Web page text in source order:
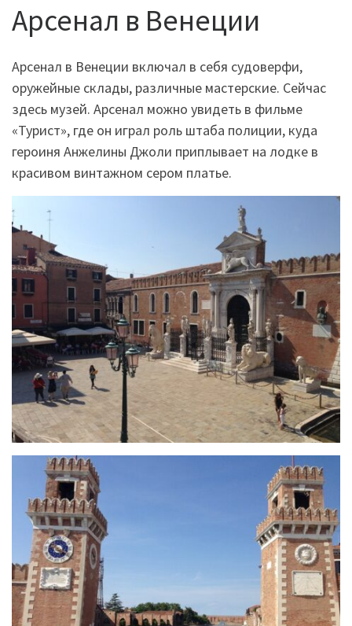
Арсенал в Венеции
Арсенал в Венеции включал в себя судоверфи,
оружейные склады, различные мастерские. Сейчас
здесь музей. Арсенал можно увидеть в фильме
«Турист», где он играл роль штаба полиции, куда
героиня Анжелины Джоли приплывает на лодке в
красивом винтажном сером платье.